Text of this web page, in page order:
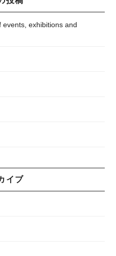
events, exhibitions and
イブ